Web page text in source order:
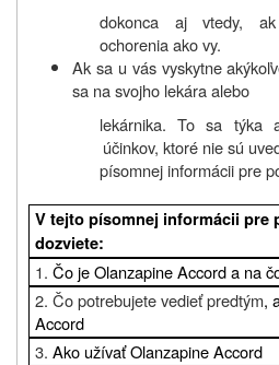
dokonca aj vtedy,
ochorenia ako vy.
Ak sa u vás vyskytne
sa na svojho lekára alebo
lekárnika. To sa týka
účinkov, ktoré nie sú
písomnej informácii pre
V tejto písomnej informácii pre
dozviete:
1. Čo je Olanzapine Accord a na
2. Čo potrebujete vedieť predtým,
Accord
3. Ako užívať Olanzapine Accord